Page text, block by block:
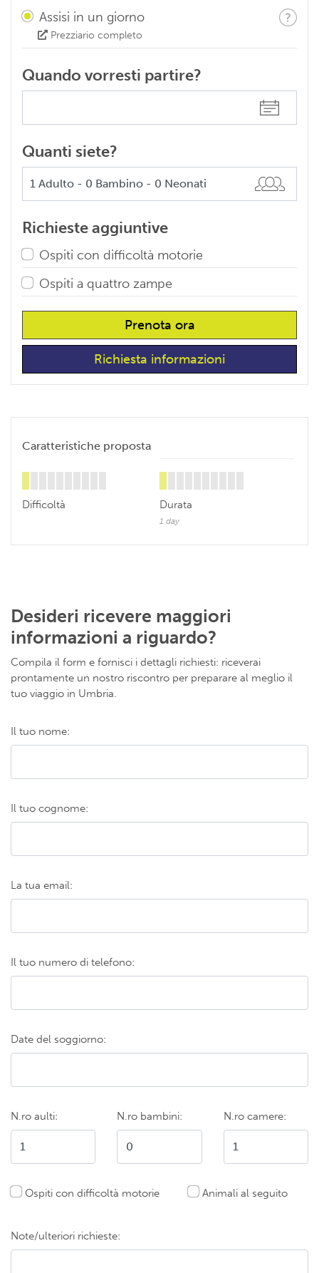
Assisi in un giorno
Prezziario completo
Quando vorresti partire?
Quanti siete?
Richieste aggiuntive
Ospiti con difficoltà motorie
Ospiti a quattro zampe
Prenota ora
Richiesta informazioni
Caratteristiche proposta
Difficoltà Durata
1 day
Desideri ricevere maggiori
informazioni a riguardo?
Compila il form e fornisci i dettagli richiesti: riceverai
prontamente un nostro riscontro per preparare al meglio il
tuo viaggio in Umbria.
Il tuo nome:
Il tuo cognome:
La tua email:
Il tuo numero di telefono:
Date del soggiorno:
N.ro aulti: N.ro bambini: N.ro camere:
Ospiti con difficoltà motorie Animali al seguito
Note/ulteriori richieste: